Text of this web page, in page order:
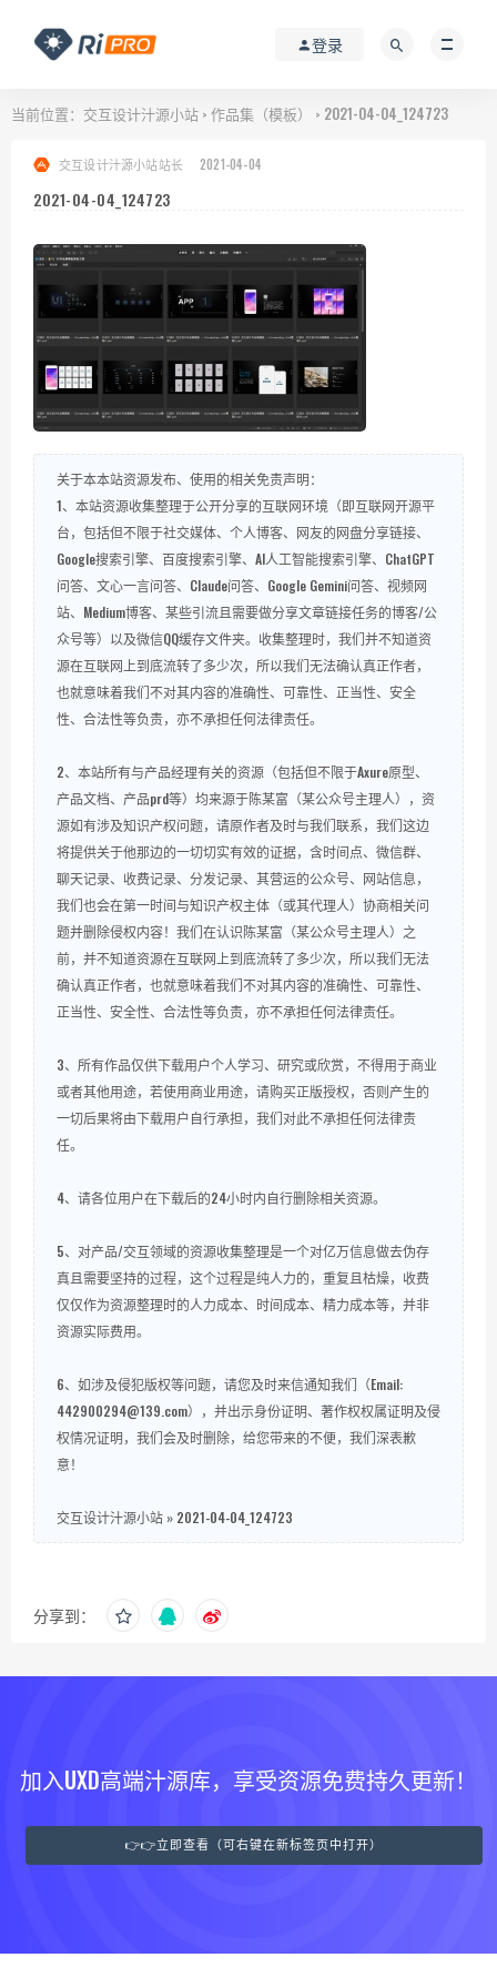
登录
当前位置： 交互设计汁源小站 > 作品集（模板） > 2021-04-04_124723
交互设计汁源小站站长 2021-04-04
2021-04-04_124723
关于本本站资源发布、使用的相关免责声明：
1、本站资源收集整理于公开分享的互联网环境（即互联网开源平
台，包括但不限于社交媒体、个人博客、网友的网盘分享链接、
Google搜索引擎、百度搜索引擎、AI人工智能搜索引擎、ChatGPT
问答、文心一言问答、Claude问答、Google Gemini问答、视频网
站、Medium博客、某些引流且需要做分享文章链接任务的博客/公
众号等）以及微信QQ缓存文件夹。收集整理时，我们并不知道资
源在互联网上到底流转了多少次，所以我们无法确认真正作者，
也就意味着我们不对其内容的准确性、可靠性、正当性、安全
性、合法性等负责，亦不承担任何法律责任。
2、本站所有与产品经理有关的资源（包括但不限于Axure原型、
产品文档、产品prd等）均来源于陈某富（某公众号主理人），资
源如有涉及知识产权问题，请原作者及时与我们联系，我们这边
将提供关于他那边的一切切实有效的证据，含时间点、微信群、
聊天记录、收费记录、分发记录、其营运的公众号、网站信息，
我们也会在第一时间与知识产权主体（或其代理人）协商相关问
题并删除侵权内容！我们在认识陈某富（某公众号主理人）之
前，并不知道资源在互联网上到底流转了多少次，所以我们无法
确认真正作者，也就意味着我们不对其内容的准确性、可靠性、
正当性、安全性、合法性等负责，亦不承担任何法律责任。
3、所有作品仅供下载用户个人学习、研究或欣赏，不得用于商业
或者其他用途，若使用商业用途，请购买正版授权，否则产生的
一切后果将由下载用户自行承担，我们对此不承担任何法律责
任。
4、请各位用户在下载后的24小时内自行删除相关资源。
5、对产品/交互领域的资源收集整理是一个对亿万信息做去伪存
真且需要坚持的过程，这个过程是纯人力的，重复且枯燥，收费
仅仅作为资源整理时的人力成本、时间成本、精力成本等，并非
资源实际费用。
6、如涉及侵犯版权等问题，请您及时来信通知我们（Email:
442900294@139.com），并出示身份证明、著作权权属证明及侵
权情况证明，我们会及时删除，给您带来的不便，我们深表歉
意！
交互设计汁源小站 » 2021-04-04_124723
分享到：
加入UXD高端汁源库，享受资源免费持久更新！
👉👉立即查看（可右键在新标签页中打开）